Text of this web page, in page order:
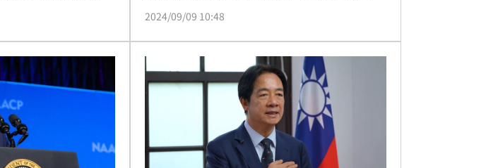
難過。（王文承）
刺階段掌握優勢。
2024/09/09 10:48